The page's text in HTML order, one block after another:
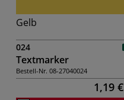
Gelb
024
Textmarker
Bestell-Nr. 08-27040024
1,19 €